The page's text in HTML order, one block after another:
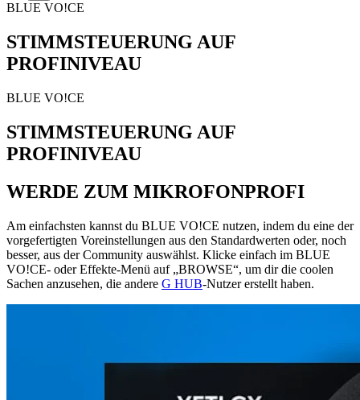
BLUE VO!CE
STIMMSTEUERUNG AUF
PROFINIVEAU
BLUE VO!CE
STIMMSTEUERUNG AUF
PROFINIVEAU
WERDE ZUM MIKROFONPROFI
Am einfachsten kannst du BLUE VO!CE nutzen, indem du eine der
vorgefertigten Voreinstellungen aus den Standardwerten oder, noch
besser, aus der Community auswählst. Klicke einfach im BLUE
VO!CE- oder Effekte-Menü auf „BROWSE“, um dir die coolen
Sachen anzusehen, die andere G HUB-Nutzer erstellt haben.